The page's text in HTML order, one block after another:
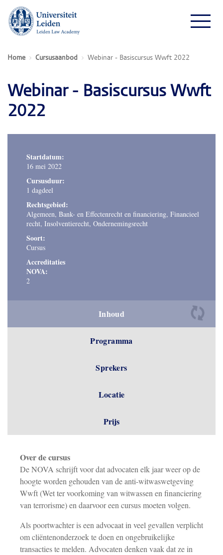
Home Cursusaanbod Webinar - Basiscursus Wwft 2022
Webinar - Basiscursus Wwft
2022
Startdatum:
16 mei 2022
Cursusduur:
1 dagdeel
Rechtsgebied:
Algemeen, Bank- en Effectenrecht en financiering, Financieel
recht, Insolventierecht, Ondernemingsrecht
Soort:
Cursus
Accreditaties
NOVA:
2
Inhoud
Programma
Sprekers
Locatie
Prijs
Over de cursus
De NOVA schrijft voor dat advocaten elk jaar weer op de
hoogte worden gehouden van de anti-witwaswetgeving
Wwft (Wet ter voorkoming van witwassen en financiering
van terrorisme) en daarvoor een cursus moeten volgen.
Als poortwachter is een advocaat in veel gevallen verplicht
om cliëntenonderzoek te doen en ongebruikelijke
transacties te melden. Advocaten denken vaak dat ze in